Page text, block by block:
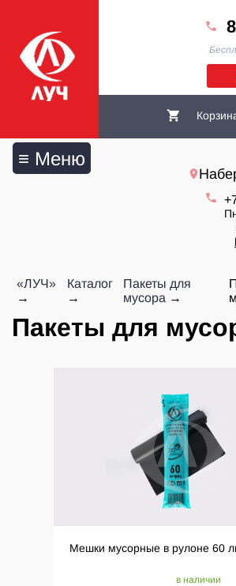
≡ Меню
«ЛУЧ» Каталог
Пакеты для
мусора
Пакеты для
Мешки мусорные в рулоне 60
в наличии